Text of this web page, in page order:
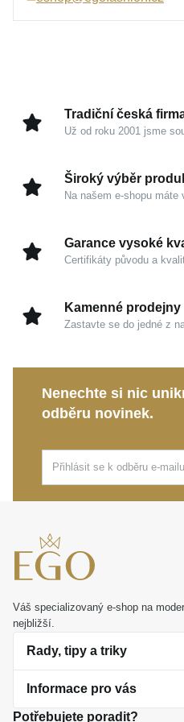
přináší pocit výjimečnosti
Kouzlo v detailech
vzhled, který nikdy
přirozenou krásu.
řetízku vytváří jemné
úsměv při každém
necháte vyniknout
oblíbeným přívěskem.
Tradiční česká
Už od roku 2001 jsme
Široký výběr
Na našem e-shopu
Garance vysoké
Certifikáty původu a
Kamenné prodejny
Zastavte se do jedné z
Nenechte si nic
odběru novinek.
Váš specializovaný e-shop na
nejbližší.
Rady, tipy a triky
O perlách
Informace pro vás
Potřebujete poradit?